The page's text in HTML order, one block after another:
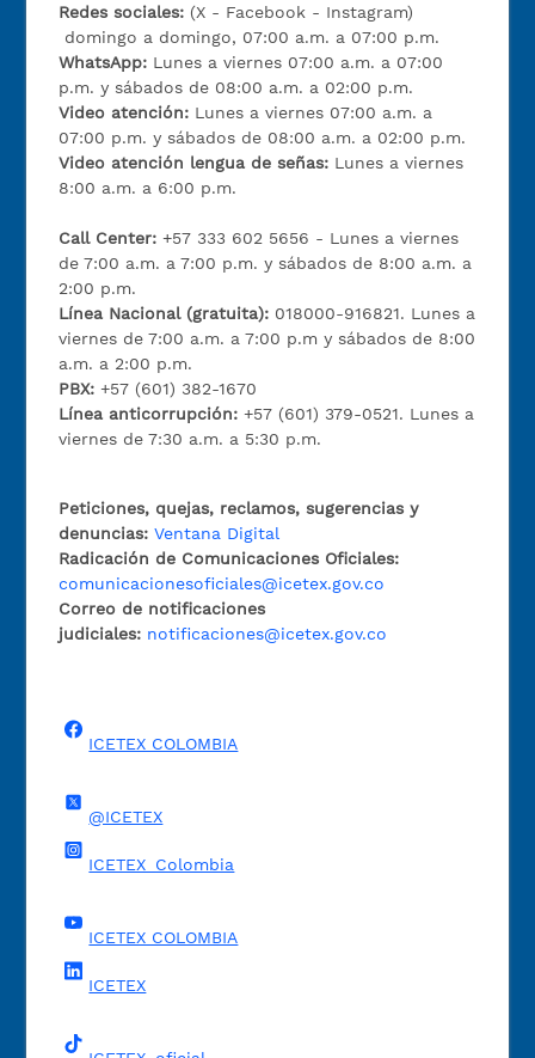
Redes sociales: (X - Facebook - Instagram)
domingo a domingo, 07:00 a.m. a 07:00 p.m.
WhatsApp: Lunes a viernes 07:00 a.m. a 07:00
p.m. y sábados de 08:00 a.m. a 02:00 p.m.
Video atención: Lunes a viernes 07:00 a.m. a
07:00 p.m. y sábados de 08:00 a.m. a 02:00 p.m.
Video atención lengua de señas: Lunes a viernes
8:00 a.m. a 6:00 p.m.
Call Center:+57 333 602 5656 - Lunes a viernes
de 7:00 a.m. a 7:00 p.m. y sábados de 8:00 a.m. a
2:00 p.m.
Línea Nacional (gratuita): 018000-916821. Lunes a
viernes de 7:00 a.m. a 7:00 p.m y sábados de 8:00
a.m. a 2:00 p.m.
PBX:+57 (601) 382-1670
Línea anticorrupción:+57 (601) 379-0521. Lunes a
viernes de 7:30 a.m. a 5:30 p.m.
Peticiones, quejas, reclamos, sugerencias y
denuncias: Ventana Digital
Radicación de Comunicaciones Oficiales:
comunicacionesoficiales@icetex.gov.co
Correo de notificaciones
judiciales: notificaciones@icetex.gov.co
ICETEX COLOMBIA
@ICETEX
ICETEX_Colombia
ICETEX COLOMBIA
ICETEX